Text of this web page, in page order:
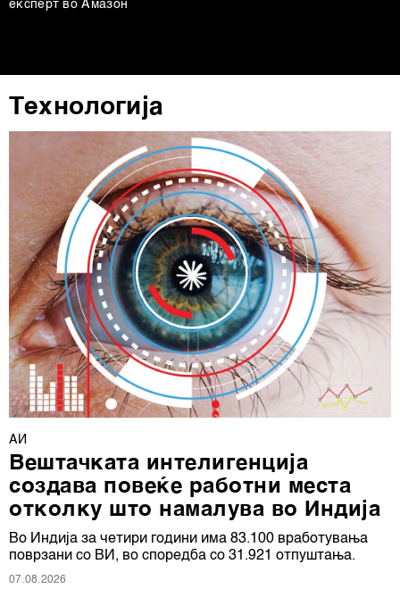
експерт во Амазон
Технологија
АИ
Вештачката интелигенција
создава повеќе работни места
отколку што намалува во Индија
Во Индија за четири години има 83.100 вработувања
поврзани со ВИ, во споредба со 31.921 отпуштања.
07.08.2026